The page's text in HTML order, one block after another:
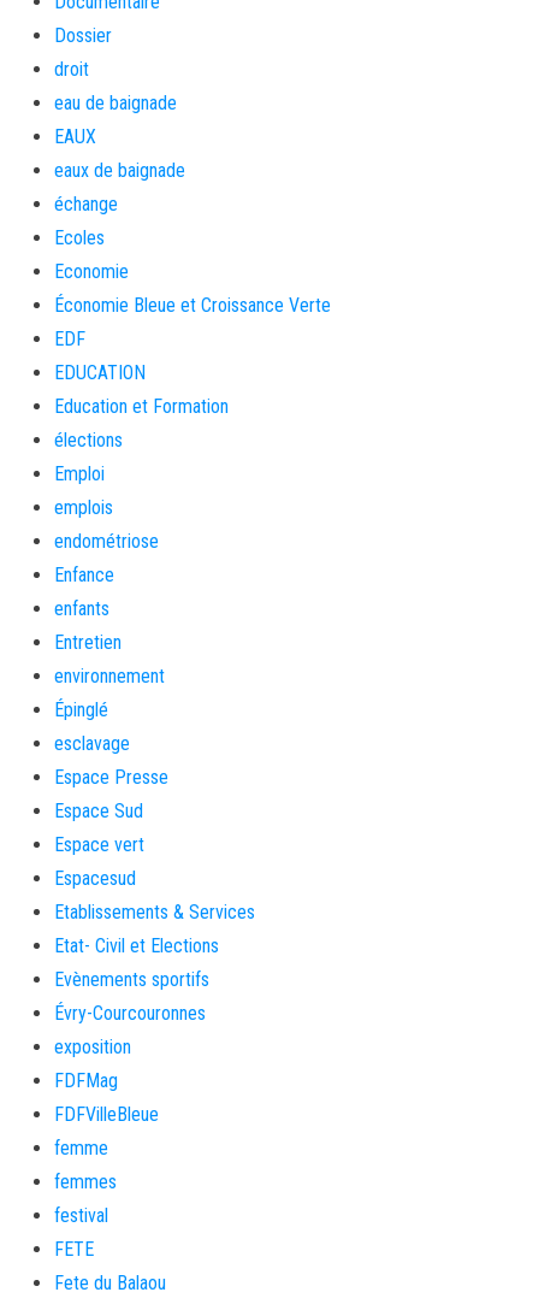
Dossier
droit
eau de baignade
EAUX
eaux de baignade
échange
Ecoles
Economie
Économie Bleue et Croissance Verte
EDF
EDUCATION
Education et Formation
élections
Emploi
emplois
endométriose
Enfance
enfants
Entretien
environnement
Épinglé
esclavage
Espace Presse
Espace Sud
Espace vert
Espacesud
Etablissements & Services
Etat- Civil et Elections
Evènements sportifs
Évry-Courcouronnes
exposition
FDFMag
FDFVilleBleue
femme
femmes
festival
FETE
Fete du Balaou